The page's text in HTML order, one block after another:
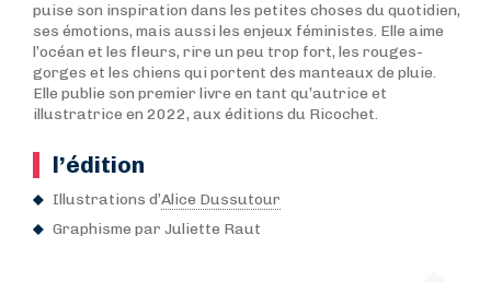
puise son inspiration dans les petites choses du quotidien,
ses émotions, mais aussi les enjeux féministes. Elle aime
l’océan et les fleurs, rire un peu trop fort, les rouges-
gorges et les chiens qui portent des manteaux de pluie.
Elle publie son premier livre en tant qu’autrice et
illustratrice en 2022, aux éditions du Ricochet.
l’édition
Illustrations d’Alice Dussutour
Graphisme par Juliette Raut